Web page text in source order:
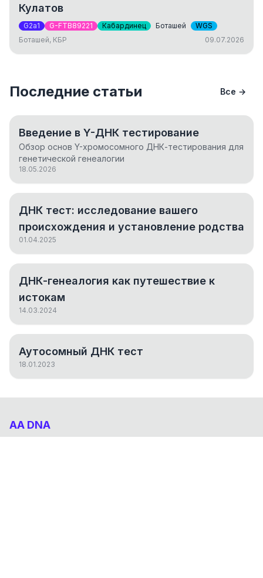
Кулатов
G2a1 G-FTB89221 Кабардинец Боташей
WGS
Боташей, КБР
09.07.2026
Последние статьи Все →
Введение в Y-ДНК тестирование
Обзор основ Y-хромосомного ДНК-тестирования для
генетической генеалогии
18.05.2026
ДНК тест: исследование вашего
происхождения и установление родства
01.04.2025
ДНК-генеалогия как путешествие к
истокам
14.03.2024
Аутосомный ДНК тест
18.01.2023
AA DNA